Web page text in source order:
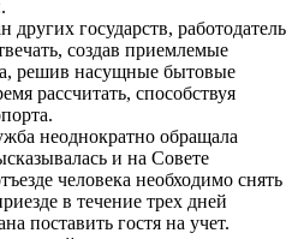
государств, работодатель
создав приемлемые
решив насущные бытовые
рассчитать, способствуя
неоднократно обращала
и на Совете
человека необходимо снять
в течение трех дней
поставить гостя на учет.